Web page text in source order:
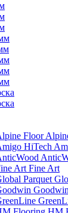
Fine Art
Goodwin